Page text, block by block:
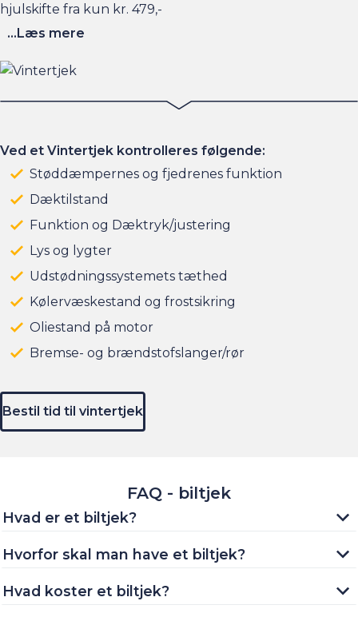
hjulskifte fra kun kr. 479,-
...Læs mere
Ved et Vintertjek kontrolleres følgende:
Støddæmpernes og fjedrenes funktion
Dæktilstand
Funktion og Dæktryk/justering
Lys og lygter
Udstødningssystemets tæthed
Kølervæskestand og frostsikring
Oliestand på motor
Bremse- og brændstofslanger/rør
Bestil tid til vintertjek
FAQ - biltjek
Hvad er et biltjek?
Hvorfor skal man have et biltjek?
Hvad koster et biltjek?